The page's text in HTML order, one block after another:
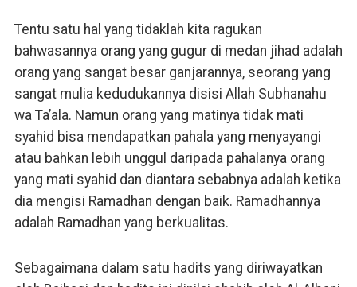
Tentu satu hal yang tidaklah kita ragukan
bahwasannya orang yang gugur di medan jihad adalah
orang yang sangat besar ganjarannya, seorang yang
sangat mulia kedudukannya disisi Allah Subhanahu
wa Ta’ala. Namun orang yang matinya tidak mati
syahid bisa mendapatkan pahala yang menyayangi
atau bahkan lebih unggul daripada pahalanya orang
yang mati syahid dan diantara sebabnya adalah ketika
dia mengisi Ramadhan dengan baik. Ramadhannya
adalah Ramadhan yang berkualitas.
Sebagaimana dalam satu hadits yang diriwayatkan